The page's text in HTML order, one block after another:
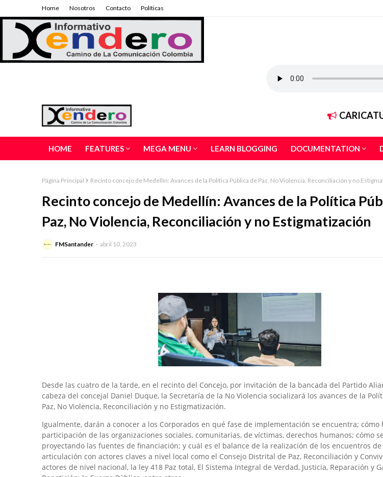
Home Nosotros Contacto Políticas
HOME FEATURES MEGA MENU LEARN BLOGGING DOCUMENTATION
Página Principal Recinto concejo de Medellín: Avances de la Política Pública de Paz, No Violencia, Reconciliación y no
Recinto concejo de Medellín: Avances de la Política
Paz, No Violencia, Reconciliación y no Estigmatización
FMSantander abril 10, 2023
Desde las cuatro de la tarde, en el recinto del Concejo, por invitación de la bancada del Partido
cabeza del concejal Daniel Duque, la Secretaría de la No Violencia socializará los avances de la
Paz, No Violencia, Reconciliación y no Estigmatización.
Igualmente, darán a conocer a los Corporados en qué fase de implementación se encuentra; cómo
participación de las organizaciones sociales, comunitarias, de víctimas, derechos humanos; cómo
proyectando las fuentes de financiación; y cuál es el balance de la realización de los encuentros
articulación con actores claves a nivel local como el Consejo Distrital de Paz, Reconciliación y
actores de nivel nacional, la ley 418 Paz total, El Sistema Integral de Verdad, Justicia, Reparación y